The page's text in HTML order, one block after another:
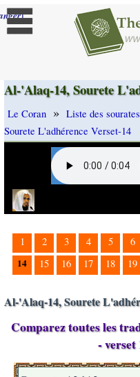
]
Al-'Alaq-14, Sourete
Le Coran » Liste des sourates
Sourete L'adhérence Verset-14
1 2 3 4 5 6
14 15 16 17 18 19
Al-'Alaq-14, Sourete
Comparez toutes les
- verset